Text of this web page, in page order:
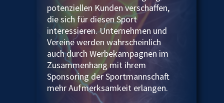
potenziellen Kunden verschaffen,
die sich für diesen Sport
interessieren. Unternehmen und
Vereine werden wahrscheinlich
auch durch Werbekampagnen im
Zusammenhang mit ihrem
Sponsoring der Sportmannschaft
mehr Aufmerksamkeit erlangen.